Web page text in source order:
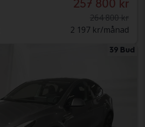
257 800 kr
264 800 kr
2 197 kr/månad
39 Bud